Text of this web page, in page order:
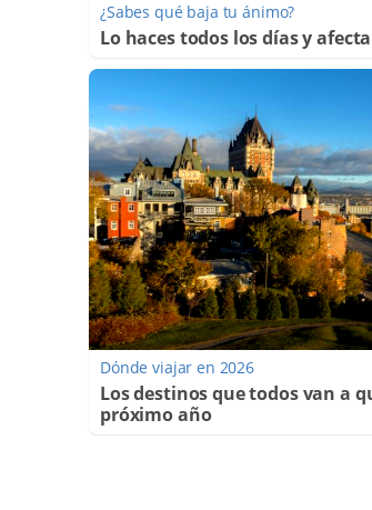
¿Sabes qué baja tu ánimo?
Lo haces todos los días y
Dónde viajar en 2026
Los destinos que todos van a
próximo año